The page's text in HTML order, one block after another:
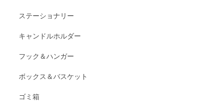
ステーショナリー
キャンドルホルダー
フック＆ハンガー
ボックス＆バスケット
ゴミ箱